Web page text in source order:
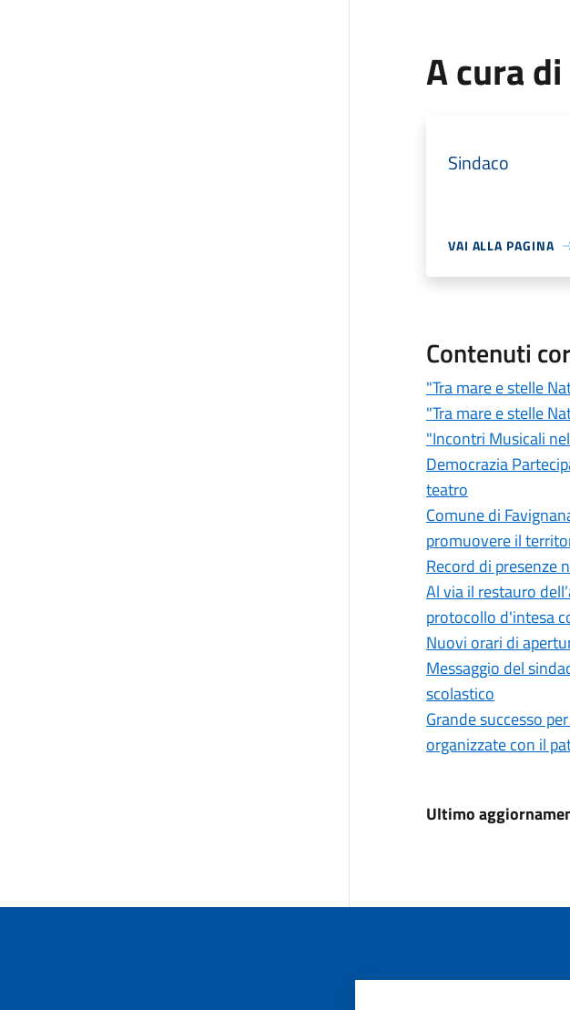
A cura di
Sindaco
VAI ALLA PAGINA
Contenuti
"Tra mare e stelle
"Tra mare e stelle
"Incontri Musicali
Democrazia
teatro
Comune di
promuovere il
Record di presenze
Al via il restauro
protocollo d'intesa
Nuovi orari di
Messaggio del
scolastico
Grande successo
organizzate con il
Ultimo